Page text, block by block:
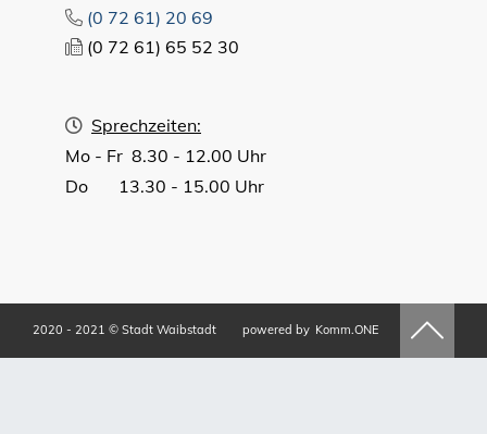
(0 72 61) 20 69
(0 72 61) 65 52 30
Sprechzeiten:
Mo - Fr 8.30 - 12.00 Uhr
Do 13.30 - 15.00 Uhr
2020 - 2021 © Stadt Waibstadt powered by Komm.ONE